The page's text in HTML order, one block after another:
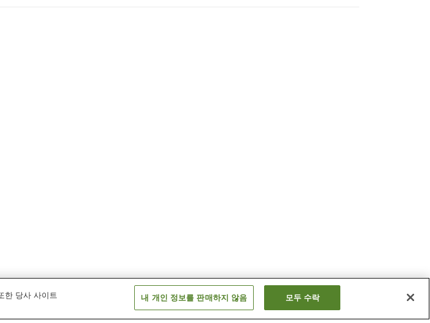
한 당사 사이트
내 개인 정보를 판매하지 않음 모두 수락